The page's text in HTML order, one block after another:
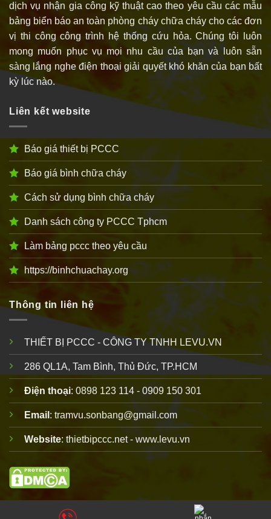
dịch vụ nhận gia công kỹ thuật cao theo yêu cầu các mẫu
bảng biển báo an toàn phòng cháy chữa cháy cho các đơn
vị thi công công trình hệ thống cứu hỏa. Chúng tôi luôn
mong muốn phục vụ mọi nhu cầu của bạn và luôn sẵn
sàng lắng nghe điện thoại giải quyết khó khăn của bạn bất
kỳ lúc nào.
Liên kết website
Báo giá thiết bị PCCC
Báo giá bình chữa cháy
Cách sử dụng bình chữa cháy
Danh sách công ty PCCC Tphcm
Làm bảng pccc theo yêu cầu
https://binhchuachay.org
Thông tin liên hệ
THIẾT BỊ PCCC - CÔNG TY TNHH LEVU.VN
286 QL1A, Tam Bình, Thủ Đức, TP.HCM
Điện thoại: 0898 123 114 - 0909 150 301
Email : tramvu.sonbang@gmail.com
Website: thietbipccc.net - www.levu.vn
Copyright 2010 © thuộc . Vui lòng ghi rõ